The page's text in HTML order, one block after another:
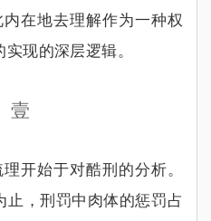
在地去理解作为一种权
实现的深层逻辑。
壹
开始于对酷刑的分析。
止，刑罚中肉体的惩罚占